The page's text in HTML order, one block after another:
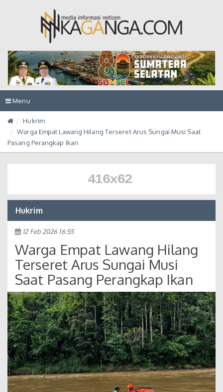
Toggle
navigation
Menu
Hukrim
Warga Empat Lawang Hilang Terseret Arus Sungai Musi Saat
Pasang Perangkap Ikan
Hukrim
12 Feb 2026 16:55
Warga Empat Lawang Hilang
Terseret Arus Sungai Musi
Saat Pasang Perangkap Ikan